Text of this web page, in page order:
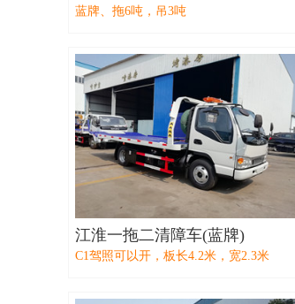
蓝牌、拖6吨，吊3吨
江淮一拖二清障车(蓝牌)
C1驾照可以开，板长4.2米，宽2.3米